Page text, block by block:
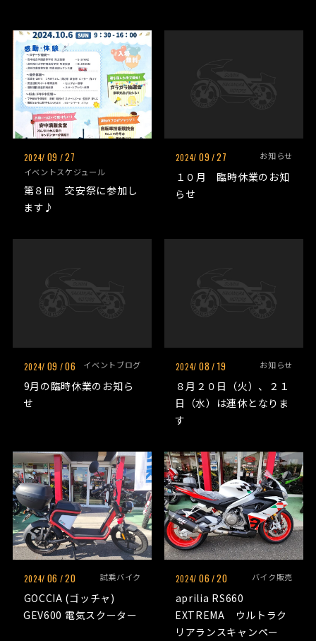
2024/ 09 / 27
イベントスケジュール
第８回 交安祭に参加し
ます♪
2024/ 09/ 27 お知らせ
１０月 臨時休業のお知
らせ
2024/ 09 / 06 イベントブログ
9月の臨時休業のお知ら
せ
2024/ 08/ 19 お知らせ
８月２０日（火）、２１
日（水）は連休となりま
す
2024/ 06 / 20 試乗バイク
GOCCIA (ゴッチャ)
GEV600 電気スクーター
2024/ 06/ 20 バイク販売
aprilia RS660
EXTREMA ウルトラク
リアランスキャンペー